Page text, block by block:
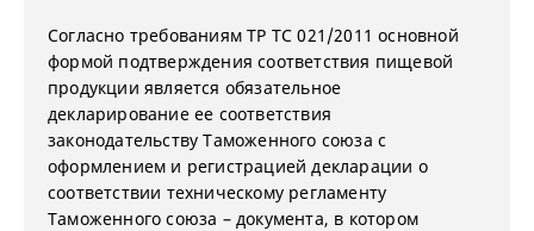
Согласно требованиям ТР ТС 021/2011 основной
формой подтверждения соответствия пищевой
продукции является обязательное
декларирование ее соответствия
законодательству Таможенного союза с
оформлением и регистрацией декларации о
соответствии техническому регламенту
Таможенного союза – документа, в котором